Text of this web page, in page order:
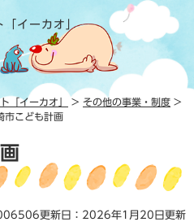
「イーカオ」
「イーカオ」 > その他の事業・制度 >
市こども計画
更新日：2026年1月20日更新